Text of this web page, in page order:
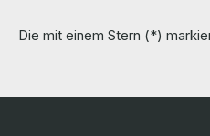
Die mit einem Stern (*)